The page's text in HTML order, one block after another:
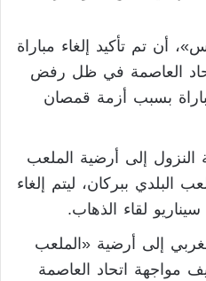
أن تم تأكيد إلغاء مباراة
العاصمة في ظل رفض
بسبب أزمة قمصان
إلى أرضية الملعب
البلدي ببركان، ليتم إلغاء
لقاء الذهاب.
إلى أرضية «الملعب
مواجهة اتحاد العاصمة